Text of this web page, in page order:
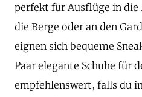
perfekt für Ausflüge in die
die Berge oder an den
eignen sich bequeme
Paar elegante Schuhe für
empfehlenswert, falls du